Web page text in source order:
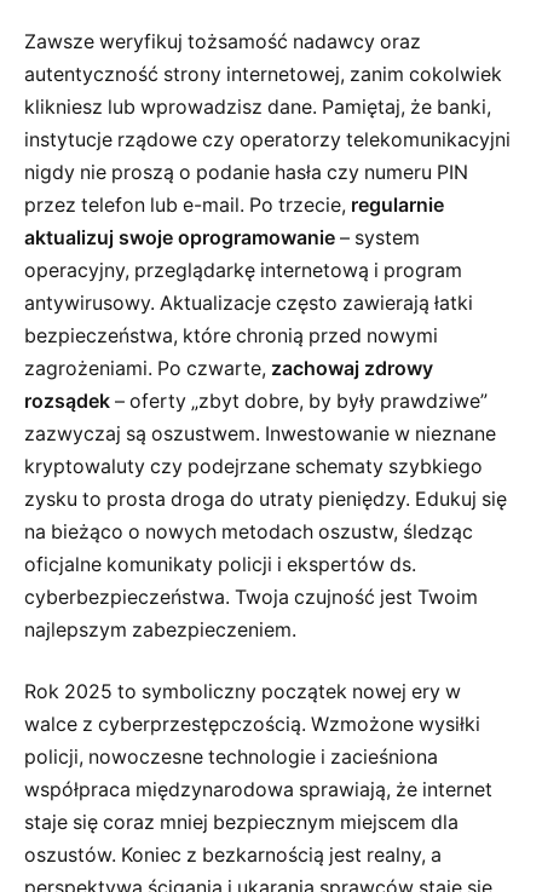
Zawsze weryfikuj tożsamość nadawcy oraz
autentyczność strony internetowej, zanim cokolwiek
klikniesz lub wprowadzisz dane. Pamiętaj, że banki,
instytucje rządowe czy operatorzy telekomunikacyjni
nigdy nie proszą o podanie hasła czy numeru PIN
przez telefon lub e-mail. Po trzecie, regularnie
aktualizuj swoje oprogramowanie – system
operacyjny, przeglądarkę internetową i program
antywirusowy. Aktualizacje często zawierają łatki
bezpieczeństwa, które chronią przed nowymi
zagrożeniami. Po czwarte, zachowaj zdrowy
rozsądek – oferty „zbyt dobre, by były prawdziwe”
zazwyczaj są oszustwem. Inwestowanie w nieznane
kryptowaluty czy podejrzane schematy szybkiego
zysku to prosta droga do utraty pieniędzy. Edukuj się
na bieżąco o nowych metodach oszustw, śledząc
oficjalne komunikaty policji i ekspertów ds.
cyberbezpieczeństwa. Twoja czujność jest Twoim
najlepszym zabezpieczeniem.
Rok 2025 to symboliczny początek nowej ery w
walce z cyberprzestępczością. Wzmożone wysiłki
policji, nowoczesne technologie i zacieśniona
współpraca międzynarodowa sprawiają, że internet
staje się coraz mniej bezpiecznym miejscem dla
oszustów. Koniec z bezkarnością jest realny, a